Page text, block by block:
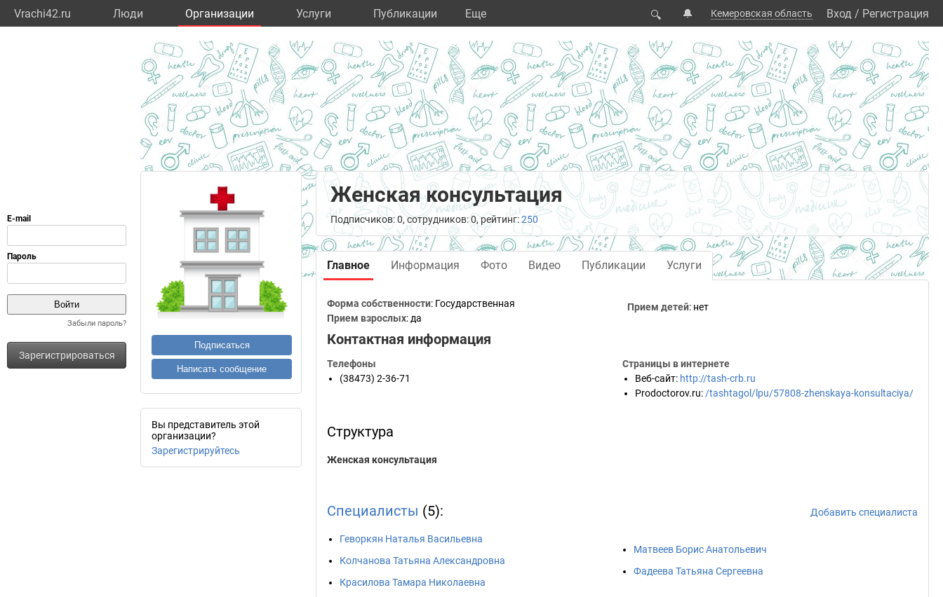
Vrachi42.ru Люди Организации Услуги Публикации Eще 🔍 🔔 Кемеровская область Вход / Регистрация
Забыли пароль?
Зарегистрироваться
Подписаться
Написать сообщение
Вы представитель этой
организации?
Зарегистрируйтесь
Женская консультация
Подписчиков: 0, сотрудников: 0, рейтинг:250
Главное Информация Фото Видео Публикации Услуги
Форма собственности: Государственная
Прием взрослых: да
Прием детей: нет
Контактная информация
Телефоны
(38473) 2-36-71
Страницы в интернете
Веб-сайт: http://tash-crb.ru
Prodoctorov.ru: /tashtagol/lpu/57808-zhenskaya-konsultaciya/
Структура
Женская консультация
Специалисты (5): Добавить специалиста
Геворкян Наталья Васильевна
Колчанова Татьяна Александровна
Красилова Тамара Николаевна
Матвеев Борис Анатольевич
Фадеева Татьяна Сергеевна